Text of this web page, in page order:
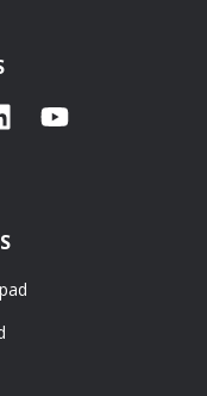
YouTube